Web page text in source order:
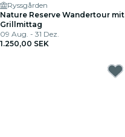
Ryssgården
Nature Reserve Wandertour mit
Grillmittag
09 Aug. - 31 Dez.
1.250,00 SEK